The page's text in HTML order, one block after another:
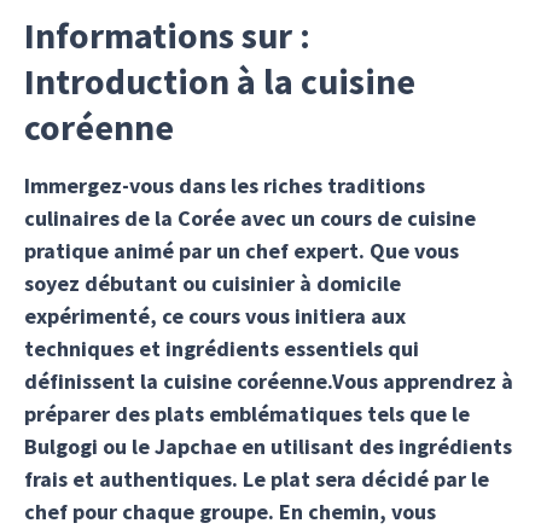
Informations sur :
Introduction à la cuisine
coréenne
Immergez-vous dans les riches traditions
culinaires de la Corée avec un cours de cuisine
pratique animé par un chef expert. Que vous
soyez débutant ou cuisinier à domicile
expérimenté, ce cours vous initiera aux
techniques et ingrédients essentiels qui
définissent la cuisine coréenne.Vous apprendrez à
préparer des plats emblématiques tels que le
Bulgogi ou le Japchae en utilisant des ingrédients
frais et authentiques. Le plat sera décidé par le
chef pour chaque groupe. En chemin, vous